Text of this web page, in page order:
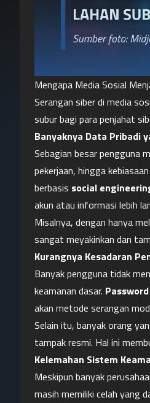
Mengapa Media Sosial
Serangan siber di media
subur bagi para penjahat
Banyaknya Data Pribadi
Sebagian besar pengguna
pekerjaan, hingga
berbasis social
akun atau informasi lebih
Misalnya, dengan hanya
sangat meyakinkan dan
Kurangnya Kesadaran
Banyak pengguna tidak
keamanan dasar.
akan metode serangan
Selain itu, banyak orang
tampak resmi. Hal ini
Kelemahan Sistem
Meskipun banyak
masih memiliki celah yang